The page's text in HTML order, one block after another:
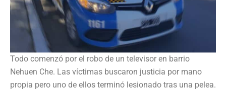
Todo comenzó por el robo de un televisor en barrio
Nehuen Che. Las víctimas buscaron justicia por mano
propia pero uno de ellos terminó lesionado tras una pelea.